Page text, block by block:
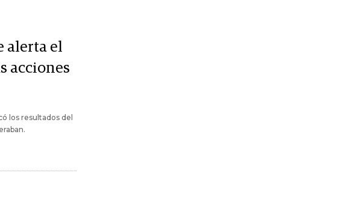
alerta el
acciones
los resultados del